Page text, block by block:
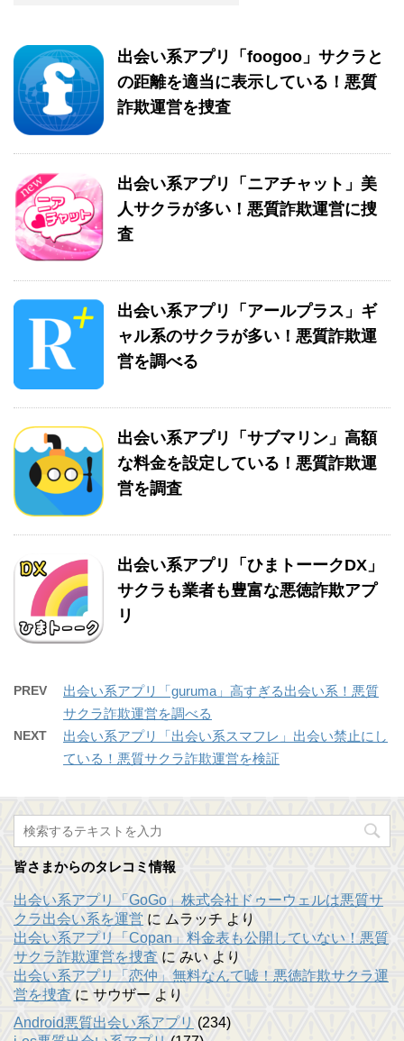
出会い系アプリ「foogoo」サクラと
の距離を適当に表示している！悪質
詐欺運営を捜査
出会い系アプリ「ニアチャット」美
人サクラが多い！悪質詐欺運営に捜
査
出会い系アプリ「アールプラス」ギ
ャル系のサクラが多い！悪質詐欺運
営を調べる
出会い系アプリ「サブマリン」高額
な料金を設定している！悪質詐欺運
営を調査
出会い系アプリ「ひまトーークDX」
サクラも業者も豊富な悪徳詐欺アプ
リ
PREV
出会い系アプリ「guruma」高すぎる出会い系！悪質
サクラ詐欺運営を調べる
NEXT
出会い系アプリ「出会い系スマフレ」出会い禁止にし
ている！悪質サクラ詐欺運営を検証
皆さまからのタレコミ情報
出会い系アプリ「GoGo」株式会社ドゥーウェルは悪質サ
クラ出会い系を運営 に ムラッチ より
出会い系アプリ「Copan」料金表も公開していない！悪質
サクラ詐欺運営を捜査 に みい より
出会い系アプリ「恋仲」無料なんて嘘！悪徳詐欺サクラ運
営を捜査 に サウザー より
Android悪質出会い系アプリ (234)